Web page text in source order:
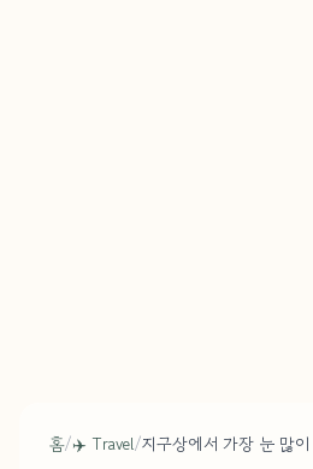
홈/✈️ Travel/지구상에서 가장 눈 많